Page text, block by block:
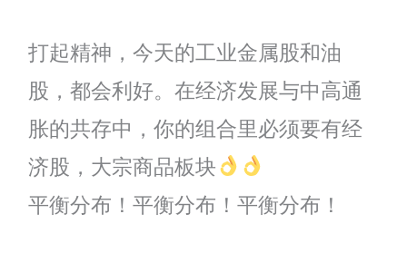
打起精神，今天的工业金属股和油
股，都会利好。在经济发展与中高通
胀的共存中，你的组合里必须要有经
济股，大宗商品板块
平衡分布！平衡分布！平衡分布！